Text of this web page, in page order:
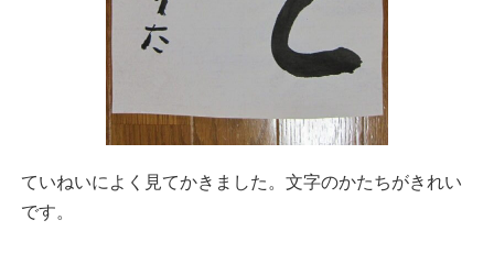
ていねいによく見てかきました。文字のかたちがきれい
です。